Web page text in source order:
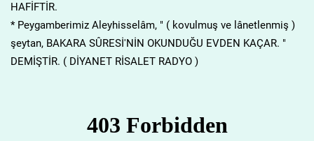
HAFİFTİR.
* Peygamberimiz Aleyhisselâm, " ( kovulmuş ve lânetlenmiş )
şeytan, BAKARA SÛRESİ'NİN OKUNDUĞU EVDEN KAÇAR. "
DEMİŞTİR. ( DİYANET RİSALET RADYO )